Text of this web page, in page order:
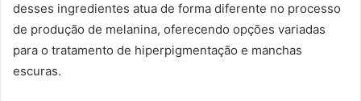
desses ingredientes atua de forma diferente no processo
de produção de melanina, oferecendo opções variadas
para o tratamento de hiperpigmentação e manchas
escuras.